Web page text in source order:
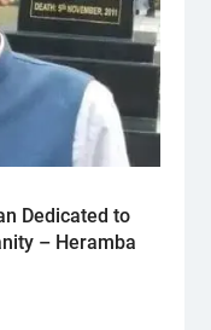
Dedicated to
– Heramba